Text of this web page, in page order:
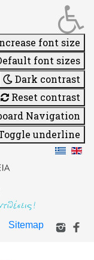
font size
font sizes
Dark contrast
Reset contrast
Navigation
underline
Sitemap